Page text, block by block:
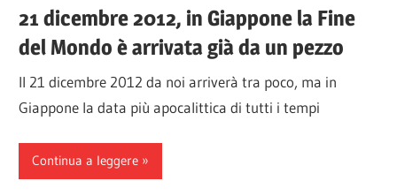
21 dicembre 2012, in Giappone la Fine
del Mondo è arrivata già da un pezzo
Il 21 dicembre 2012 da noi arriverà tra poco, ma in
Giappone la data più apocalittica di tutti i tempi
Continua a leggere